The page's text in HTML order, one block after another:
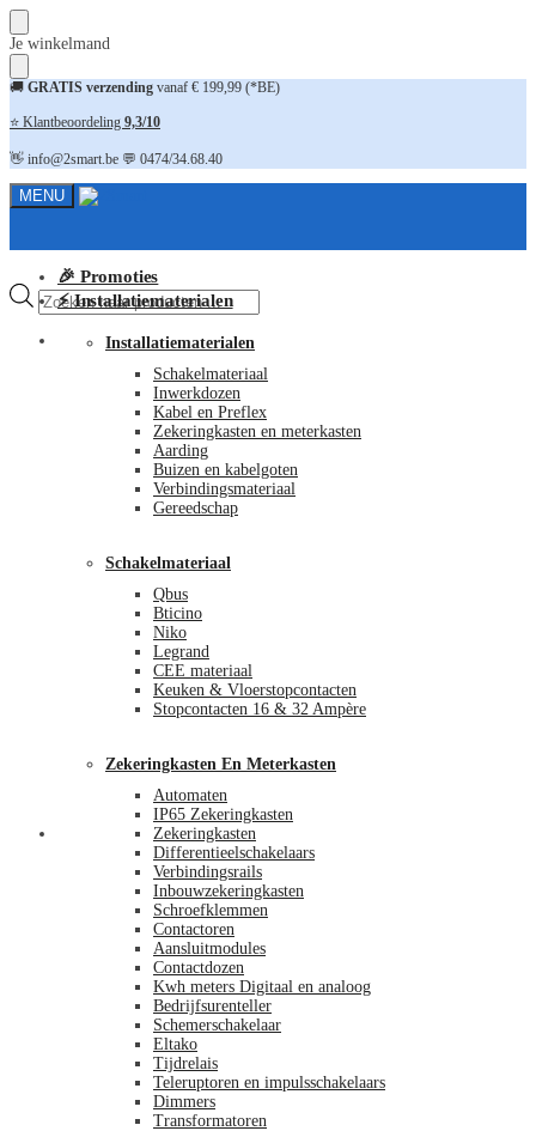
Skip
to
navigation
Skip
to
content
Je winkelmand
🚚 GRATIS verzending vanaf € 199,99 (*BE)
⭐ Klantbeoordeling 9,3/10
👋 info@2smart.be 💬 0474/34.68.40
MENU
Producten
zoeken
FAQ
🎉 Promoties
⚡ Installatiematerialen
Installatiematerialen
Schakelmateriaal
Inwerkdozen
Kabel en Preflex
Zekeringkasten en meterkasten
Aarding
Buizen en kabelgoten
Verbindingsmateriaal
Gereedschap
Schakelmateriaal
Qbus
Bticino
Niko
Legrand
CEE materiaal
Keuken & Vloerstopcontacten
Stopcontacten 16 & 32 Ampère
Zekeringkasten En Meterkasten
Automaten
IP65 Zekeringkasten
Zekeringkasten
Differentieelschakelaars
Verbindingsrails
Inbouwzekeringkasten
Schroefklemmen
Contactoren
Aansluitmodules
Contactdozen
Kwh meters Digitaal en analoog
Bedrijfsurenteller
Schemerschakelaar
Eltako
Tijdrelais
Teleruptoren en impulsschakelaars
Dimmers
Transformatoren